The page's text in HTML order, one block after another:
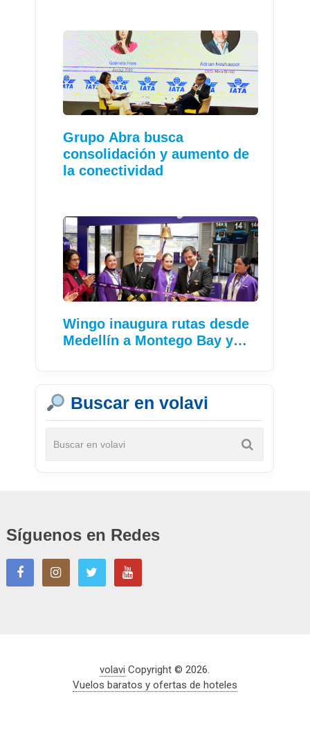
Grupo Abra busca
consolidación y aumento de
la conectividad
Wingo inaugura rutas desde
Medellín a Montego Bay y…
Buscar en volavi
Síguenos en Redes
volavi Copyright © 2026.
Vuelos baratos y ofertas de hoteles